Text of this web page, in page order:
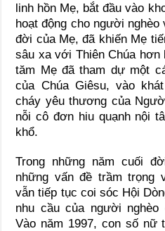
linh hồn Mẹ, bắt đầu vào
hoạt động cho người
đời của Mẹ, đã khiến Mẹ
sâu xa với Thiên Chúa
tăm Mẹ đã tham dự một
của Chúa Giêsu, vào
cháy yêu thương của
nỗi cô đơn hiu quạnh nội
khổ.
Trong những năm cuối
những vấn đề trầm trọng
vẫn tiếp tục coi sóc Hội
nhu cầu của người
Vào năm 1997, con số nữ